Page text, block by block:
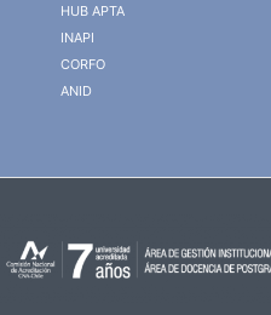
HUB APTA
INAPI
CORFO
ANID